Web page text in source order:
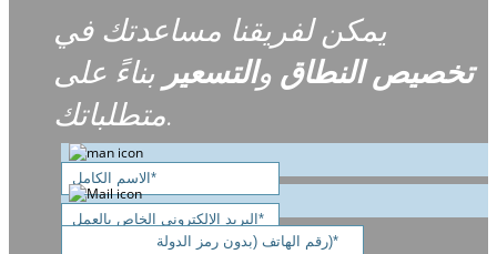
يمكن لفريقنا مساعدتك في
تخصيص النطاق والتسعير بناءً على
متطلباتك.